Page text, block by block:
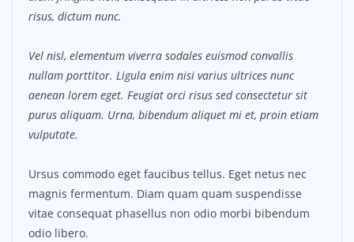
risus, dictum nunc.
Vel nisl, elementum viverra sodales euismod convallis
nullam porttitor. Ligula enim nisi varius ultrices nunc
aenean lorem eget. Feugiat orci risus sed consectetur sit
purus aliquam. Urna, bibendum aliquet mi et, proin etiam
vulputate.
Ursus commodo eget faucibus tellus. Eget netus nec
magnis fermentum. Diam quam quam suspendisse
vitae consequat phasellus non odio morbi bibendum
odio libero.